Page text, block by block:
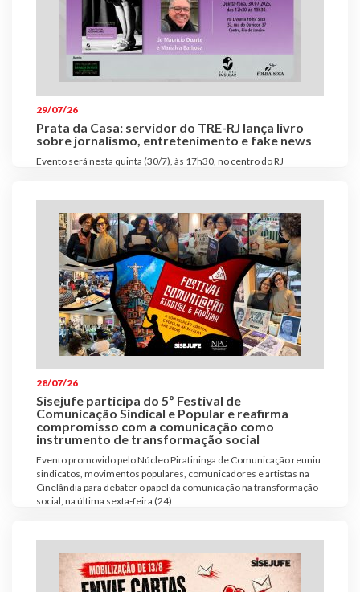
29/07/26
Prata da Casa: servidor do TRE-RJ lança livro
sobre jornalismo, entretenimento e fake news
Evento será nesta quinta (30/7), às 17h30, no centro do RJ
28/07/26
Sisejufe participa do 5º Festival de
Comunicação Sindical e Popular e reafirma
compromisso com a comunicação como
instrumento de transformação social
Evento promovido pelo Núcleo Piratininga de Comunicação reuniu
sindicatos, movimentos populares, comunicadores e artistas na
Cinelândia para debater o papel da comunicação na transformação
social, na última sexta-feira (24)